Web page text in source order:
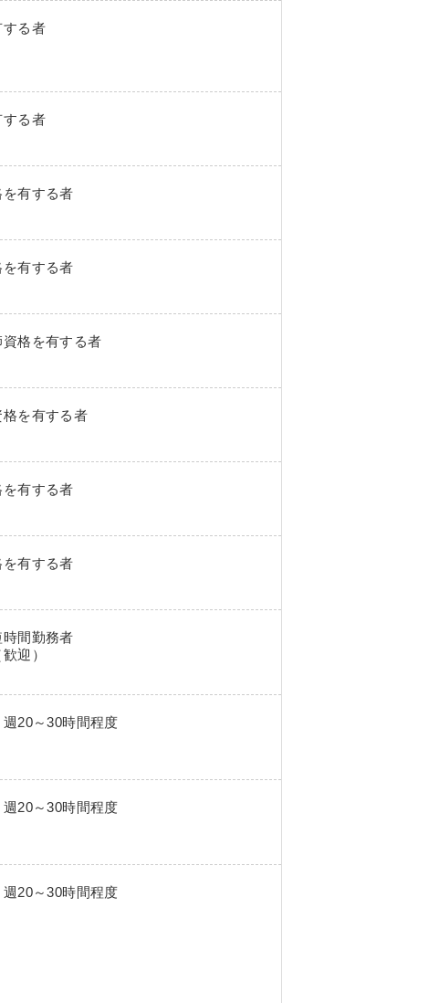
する者
する者
有する者
有する者
格を有する者
を有する者
有する者
有する者
間勤務者
迎）
20～30時間程度
20～30時間程度
20～30時間程度